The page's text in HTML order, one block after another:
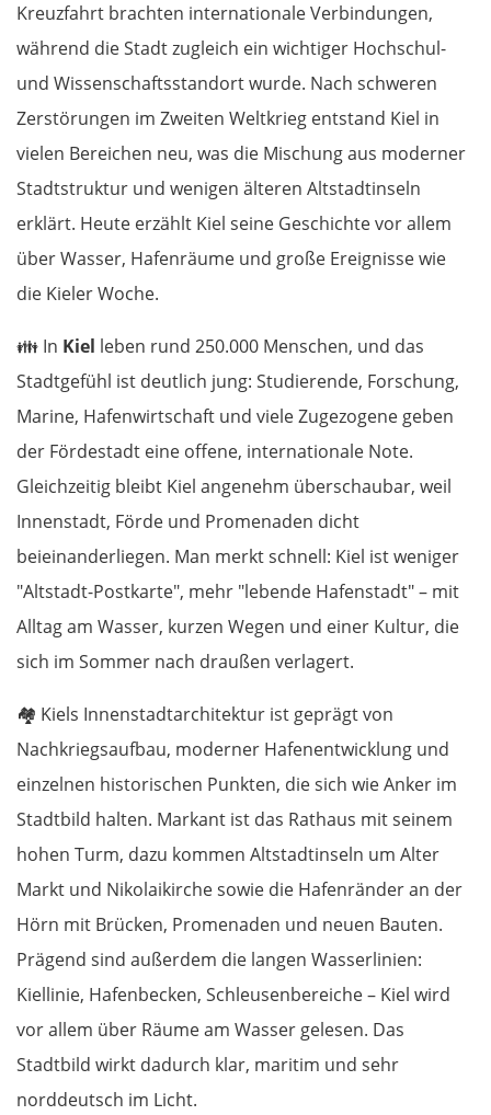
Kreuzfahrt brachten internationale Verbindungen,
während die Stadt zugleich ein wichtiger Hochschul-
und Wissenschaftsstandort wurde. Nach schweren
Zerstörungen im Zweiten Weltkrieg entstand Kiel in
vielen Bereichen neu, was die Mischung aus moderner
Stadtstruktur und wenigen älteren Altstadtinseln
erklärt. Heute erzählt Kiel seine Geschichte vor allem
über Wasser, Hafenräume und große Ereignisse wie
die Kieler Woche.
👪 In Kiel leben rund 250.000 Menschen, und das
Stadtgefühl ist deutlich jung: Studierende, Forschung,
Marine, Hafenwirtschaft und viele Zugezogene geben
der Fördestadt eine offene, internationale Note.
Gleichzeitig bleibt Kiel angenehm überschaubar, weil
Innenstadt, Förde und Promenaden dicht
beieinanderliegen. Man merkt schnell: Kiel ist weniger
"Altstadt-Postkarte", mehr "lebende Hafenstadt" – mit
Alltag am Wasser, kurzen Wegen und einer Kultur, die
sich im Sommer nach draußen verlagert.
🏘️ Kiels Innenstadtarchitektur ist geprägt von
Nachkriegsaufbau, moderner Hafenentwicklung und
einzelnen historischen Punkten, die sich wie Anker im
Stadtbild halten. Markant ist das Rathaus mit seinem
hohen Turm, dazu kommen Altstadtinseln um Alter
Markt und Nikolaikirche sowie die Hafenränder an der
Hörn mit Brücken, Promenaden und neuen Bauten.
Prägend sind außerdem die langen Wasserlinien:
Kiellinie, Hafenbecken, Schleusenbereiche – Kiel wird
vor allem über Räume am Wasser gelesen. Das
Stadtbild wirkt dadurch klar, maritim und sehr
norddeutsch im Licht.